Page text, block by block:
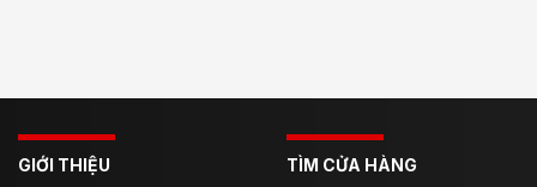
GIỚI THIỆU
TÌM CỬA HÀNG